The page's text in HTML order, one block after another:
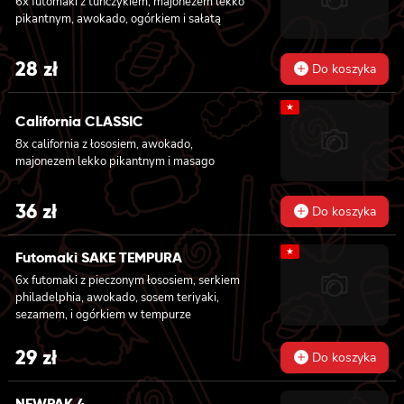
lekko pikantnym 6x futomaki z ŁOSOSIEM,
awokado, ogórkiem, serkiem philadelphia i
sałatą 6x futomaki z pieczonym ŁOSOSIEM,
serkiem philadelphia, awokado, ogórkiem,
kanpyo i sałatą
pikantnym, awokado, ogórkiem i sałatą
28zł Do koszyka
California CLASSIC
8x california z łososiem, awokado,
majonezem lekko pikantnym i masago
★
36zł Do koszyka
Futomaki SAKE TEMPURA
6x futomaki z pieczonym łososiem, serkiem
philadelphia, awokado, sosem teriyaki,
sezamem, i ogórkiem w tempurze
★
29zł Do koszyka